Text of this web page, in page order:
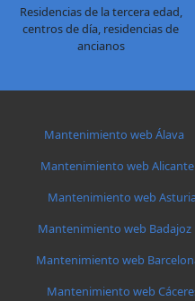
Residencias de la tercera edad,
centros de día, residencias de
ancianos
Mantenimiento web Álava
Mantenimiento web Alicante
Mantenimiento web
Mantenimiento web Badajoz
Mantenimiento web
Mantenimiento web